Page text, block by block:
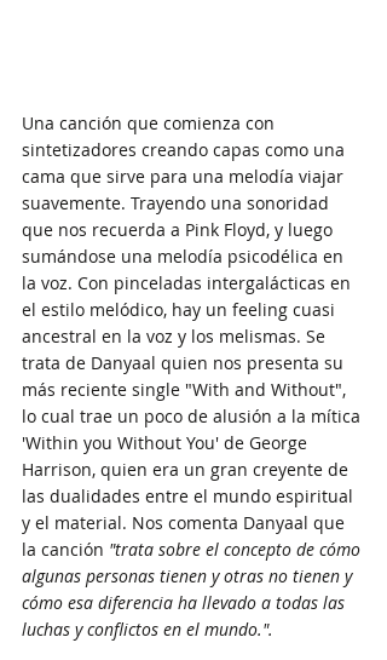
Una canción que comienza con
sintetizadores creando capas como una
cama que sirve para una melodía viajar
suavemente. Trayendo una sonoridad
que nos recuerda a Pink Floyd, y luego
sumándose una melodía psicodélica en
la voz. Con pinceladas intergalácticas en
el estilo melódico, hay un feeling cuasi
ancestral en la voz y los melismas. Se
trata de Danyaal quien nos presenta su
más reciente single "With and Without",
lo cual trae un poco de alusión a la mítica
'Within you Without You' de George
Harrison, quien era un gran creyente de
las dualidades entre el mundo espiritual
y el material. Nos comenta Danyaal que
la canción "trata sobre el concepto de cómo
algunas personas tienen y otras no tienen y
cómo esa diferencia ha llevado a todas las
luchas y conflictos en el mundo.".